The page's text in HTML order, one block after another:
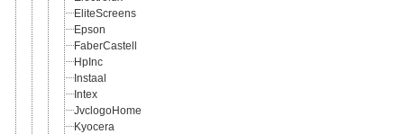
EliteScreens
Epson
FaberCastell
HpInc
Instaal
Intex
JvclogoHome
Kyocera